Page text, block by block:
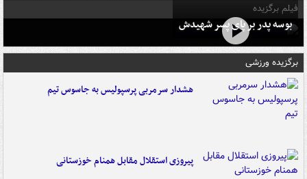
فیلم برگزیده
بوسه‌ پدر بر پای پسر شهیدش
برگزیده ورزشی
هشدار سرمربی پرسپولیس به جاسوس تیم
پیروزی استقلال مقابل همنام خوزستانی